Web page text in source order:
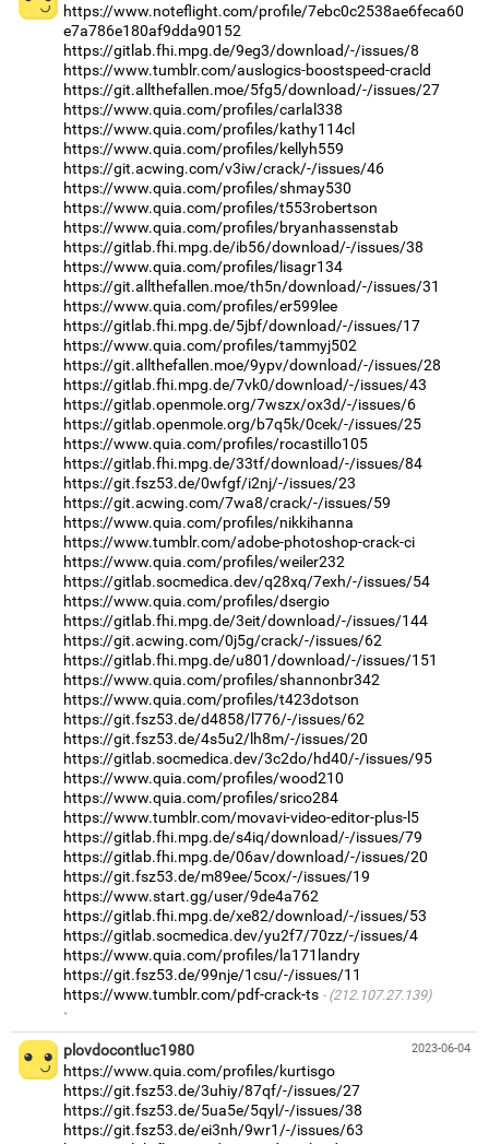
https://www.noteflight.com/profile/7ebc0c2538ae6feca60
e7a786e180af9dda90152
https://gitlab.fhi.mpg.de/9eg3/download/-/issues/8
https://www.tumblr.com/auslogics-boostspeed-cracld
https://git.allthefallen.moe/5fg5/download/-/issues/27
https://www.quia.com/profiles/carlal338
https://www.quia.com/profiles/kathy114cl
https://www.quia.com/profiles/kellyh559
https://git.acwing.com/v3iw/crack/-/issues/46
https://www.quia.com/profiles/shmay530
https://www.quia.com/profiles/t553robertson
https://www.quia.com/profiles/bryanhassenstab
https://gitlab.fhi.mpg.de/ib56/download/-/issues/38
https://www.quia.com/profiles/lisagr134
https://git.allthefallen.moe/th5n/download/-/issues/31
https://www.quia.com/profiles/er599lee
https://gitlab.fhi.mpg.de/5jbf/download/-/issues/17
https://www.quia.com/profiles/tammyj502
https://git.allthefallen.moe/9ypv/download/-/issues/28
https://gitlab.fhi.mpg.de/7vk0/download/-/issues/43
https://gitlab.openmole.org/7wszx/ox3d/-/issues/6
https://gitlab.openmole.org/b7q5k/0cek/-/issues/25
https://www.quia.com/profiles/rocastillo105
https://gitlab.fhi.mpg.de/33tf/download/-/issues/84
https://git.fsz53.de/0wfgf/i2nj/-/issues/23
https://git.acwing.com/7wa8/crack/-/issues/59
https://www.quia.com/profiles/nikkihanna
https://www.tumblr.com/adobe-photoshop-crack-ci
https://www.quia.com/profiles/weiler232
https://gitlab.socmedica.dev/q28xq/7exh/-/issues/54
https://www.quia.com/profiles/dsergio
https://gitlab.fhi.mpg.de/3eit/download/-/issues/144
https://git.acwing.com/0j5g/crack/-/issues/62
https://gitlab.fhi.mpg.de/u801/download/-/issues/151
https://www.quia.com/profiles/shannonbr342
https://www.quia.com/profiles/t423dotson
https://git.fsz53.de/d4858/l776/-/issues/62
https://git.fsz53.de/4s5u2/lh8m/-/issues/20
https://gitlab.socmedica.dev/3c2do/hd40/-/issues/95
https://www.quia.com/profiles/wood210
https://www.quia.com/profiles/srico284
https://www.tumblr.com/movavi-video-editor-plus-l5
https://gitlab.fhi.mpg.de/s4iq/download/-/issues/79
https://gitlab.fhi.mpg.de/06av/download/-/issues/20
https://git.fsz53.de/m89ee/5cox/-/issues/19
https://www.start.gg/user/9de4a762
https://gitlab.fhi.mpg.de/xe82/download/-/issues/53
https://gitlab.socmedica.dev/yu2f7/70zz/-/issues/4
https://www.quia.com/profiles/la171landry
https://git.fsz53.de/99nje/1csu/-/issues/11
https://www.tumblr.com/pdf-crack-ts
(212.107.27.139)
·
2023-06-04
plovdocontluc1980
https://www.quia.com/profiles/kurtisgo
https://git.fsz53.de/3uhiy/87qf/-/issues/27
https://git.fsz53.de/5ua5e/5qyl/-/issues/38
https://git.fsz53.de/ei3nh/9wr1/-/issues/63